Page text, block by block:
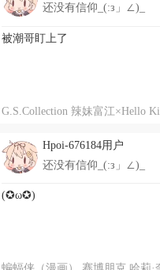
还没有信仰_(:з」∠)_
被潮哥盯上了
G.S.Collection 辣妹富江×Hello
Hpoi-676184用户
还没有信仰_(:з」∠)_
(✪ω✪)